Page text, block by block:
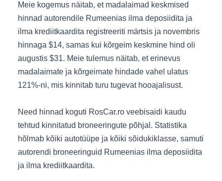
Meie kogemus näitab, et madalaimad keskmised
hinnad autorendile Rumeenias ilma deposiidita ja
ilma krediitkaardita registreeriti märtsis ja novembris
hinnaga $14, samas kui kõrgeim keskmine hind oli
augustis $31. Meie tulemus näitab, et erinevus
madalaimate ja kõrgeimate hindade vahel ulatus
121%-ni, mis kinnitab turu tugevat hooajalisust.
Need hinnad koguti RosCar.ro veebisaidi kaudu
tehtud kinnitatud broneeringute põhjal. Statistika
hõlmab kõiki autotüüpe ja kõiki sõidukiklasse, samuti
autorendi broneeringuid Rumeenias ilma deposiidita
ja ilma krediitkaardita.